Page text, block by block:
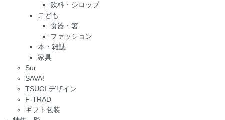
飲料・シロップ
こども
食器・箸
ファッション
本・雑誌
家具
Sur
SAVA!
TSUGI デザイン
F-TRAD
ギフト包装